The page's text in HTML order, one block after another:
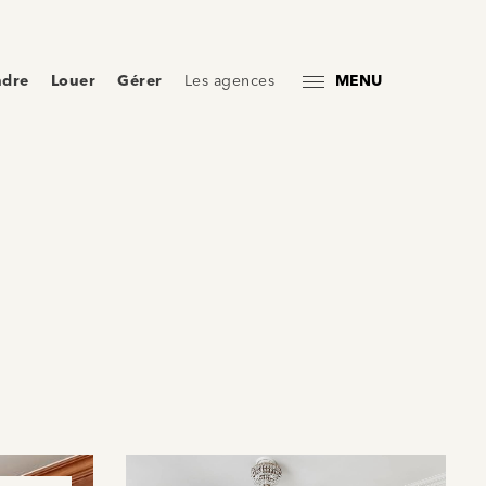
Louer Gérer Les agences MENU